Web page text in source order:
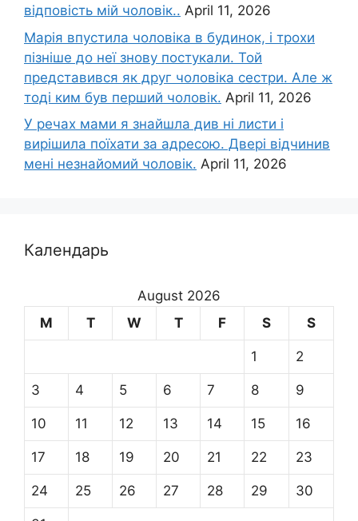
відповість мій чоловік.. April 11, 2026
Марія впустила чоловіка в будинок, і трохи
пізніше до неї знову постукали. Той
представився як друг чоловіка сестри. Але ж
тоді ким був перший чоловік. April 11, 2026
У речах мами я знайшла див ні листи і
вирішила поїхати за адресою. Двері відчинив
мені незнайомий чоловік. April 11, 2026
Календарь
August 2026
M
T W T F S S
1 2
3 4 5 6 7 8 9
10 11 12 13 14 15 16
17 18 19 20 21 22 23
24 25 26 27 28 29 30